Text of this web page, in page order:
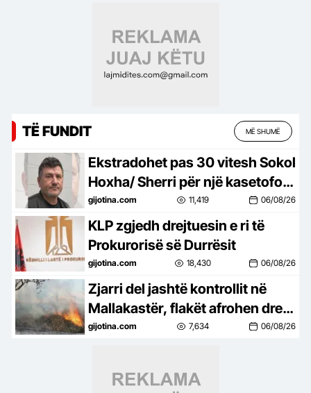
TË FUNDIT MË SHUMË
Ekstradohet pas 30 vitesh Sokol
Hoxha/ Sherri për një kasetofon
solli vrasjen e dy vëllezërve në
Patos
gijotina.com 11,419 06/08/26
KLP zgjedh drejtuesin e ri të
Prokurorisë së Durrësit
gijotina.com 18,430 06/08/26
Zjarri del jashtë kontrollit në
Mallakastër, flakët afrohen drejt
fshatit Drenije
gijotina.com 7,634 06/08/26